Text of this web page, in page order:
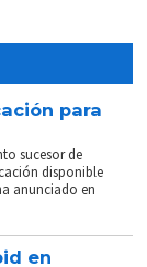
para
sucesor de
disponible
anunciado en
en